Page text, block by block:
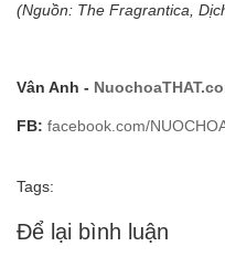
(Nguồn: The Fragrantica,
Vân Anh -
FB: facebook.com/
Tags:
Để lại bình luận